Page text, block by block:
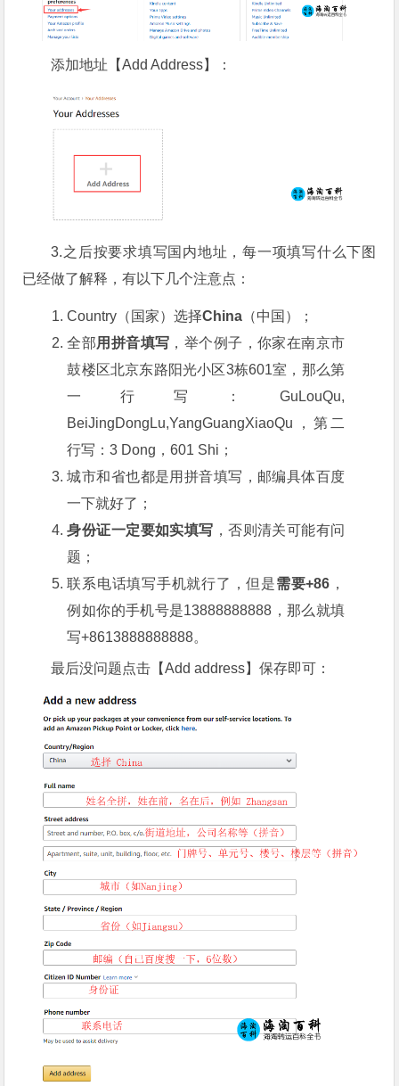
添加地址【Add Address】：
3.之后按要求填写国内地址，每一项填写什么下图
已经做了解释，有以下几个注意点：
Country（国家）选择China （中国）；
全部用拼音填写 ，举个例子，你家在南京市
鼓楼区北京东路阳光小区3栋601室，那么第
一行写：GuLouQu,
BeiJingDongLu,YangGuangXiaoQu，第二
行写：3 Dong，601 Shi；
城市和省也都是用拼音填写，邮编具体百度
一下就好了；
身份证一定要如实填写 ，否则清关可能有问
题；
联系电话填写手机就行了，但是需要+86 ，
例如你的手机号是13888888888，那么就填
写+8613888888888。
最后没问题点击【Add address】保存即可：